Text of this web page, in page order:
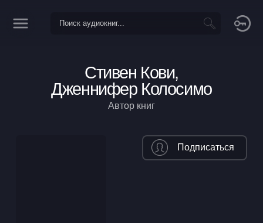
Стивен Кови,
Дженнифер Колосимо
Автор книг
Подписаться